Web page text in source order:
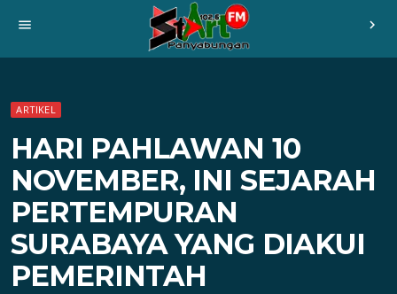
menu chevron_right
ARTIKEL
HARI PAHLAWAN 10
NOVEMBER, INI SEJARAH
PERTEMPURAN
SURABAYA YANG DIAKUI
PEMERINTAH